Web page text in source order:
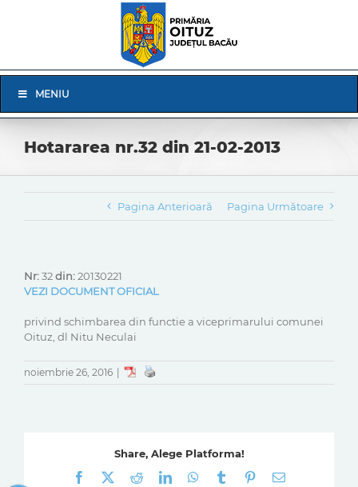
Navigation
MENIU
Hotararea nr.32 din 21-02-2013
Pagina Anterioară Pagina Următoare
Nr:32din:20130221
VEZI DOCUMENT OFICIAL
privind schimbarea din functie a viceprimarului comunei
Oituz, dl Nitu Neculai
noiembrie 26, 2016
Share, Alege Platforma!
Facebook
RedditLinkedInWhatsApp
Tumblr Pinterest
E-